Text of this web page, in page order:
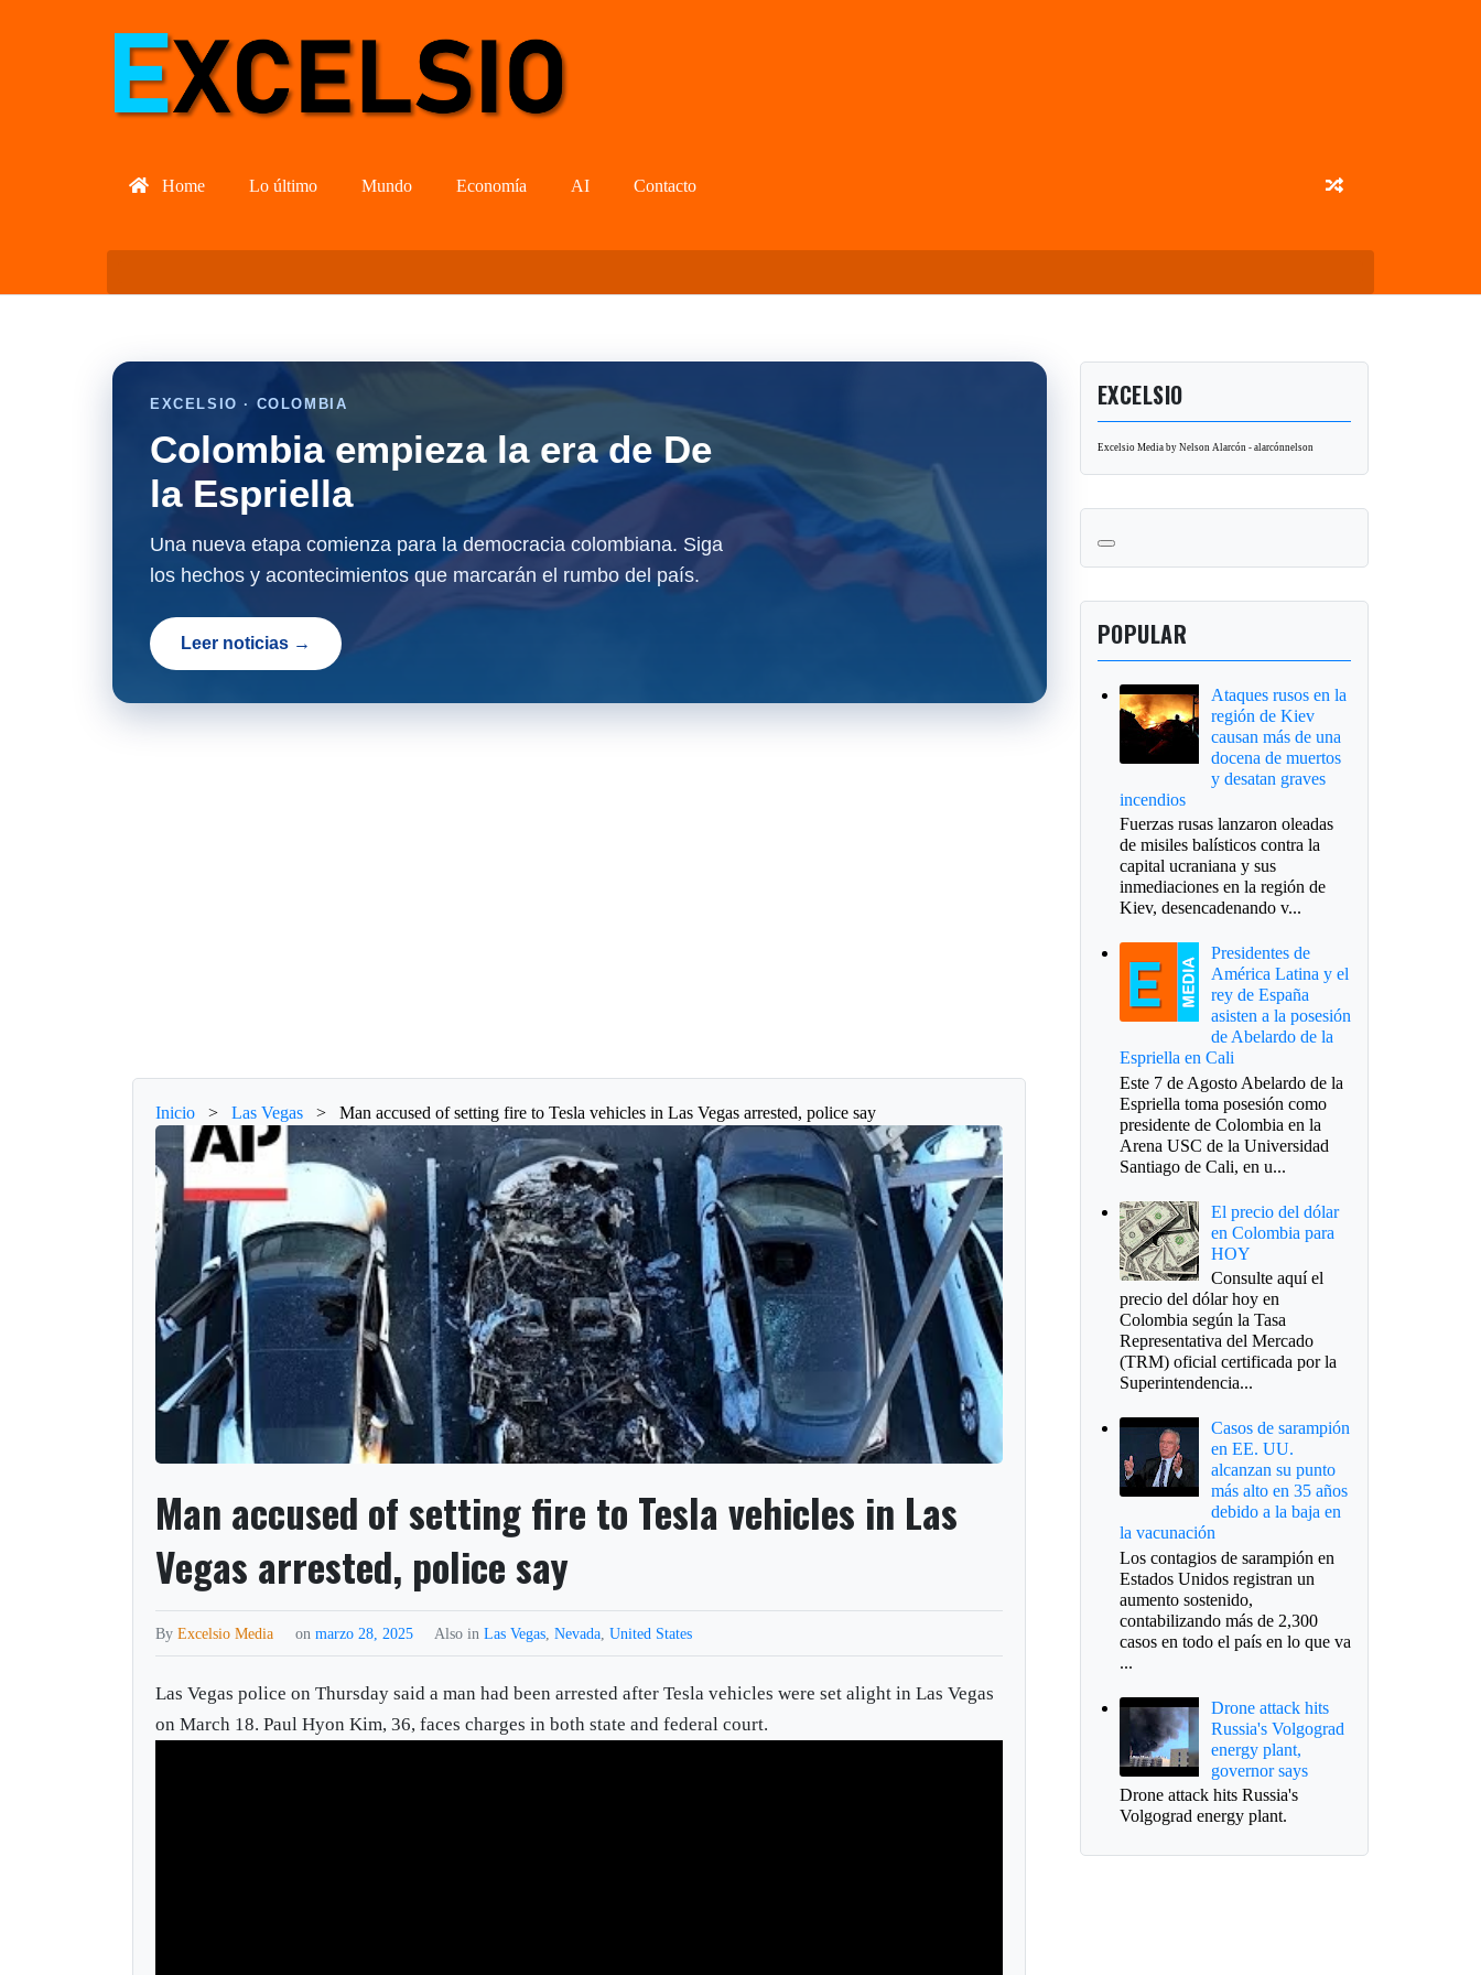
Home Lo último Mundo Economía AI Contacto
EXCELSIO · COLOMBIA
Colombia empieza la era de De
la Espriella
Una nueva etapa comienza para la democracia colombiana. Siga
los hechos y acontecimientos que marcarán el rumbo del país.
Leer noticias →
Inicio > Las Vegas > Man accused of setting fire to Tesla vehicles in Las Vegas arrested, police say
Man accused of setting fire to Tesla vehicles in Las
Vegas arrested, police say
ByExcelsio Media onmarzo 28, 2025 Also inLas Vegas ,Nevada ,United States
Las Vegas police on Thursday said a man had been arrested after Tesla vehicles were set alight in Las Vegas
on March 18. Paul Hyon Kim, 36, faces charges in both state and federal court.
EXCELSIO
Excelsio Media by Nelson Alarcón - alarcónnelson
POPULAR
Ataques rusos en la
región de Kiev
causan más de una
docena de muertos
y desatan graves
incendios
Fuerzas rusas lanzaron oleadas
de misiles balísticos contra la
capital ucraniana y sus
inmediaciones en la región de
Kiev, desencadenando v...
Presidentes de
América Latina y el
rey de España
asisten a la posesión
de Abelardo de la
Espriella en Cali
Este 7 de Agosto Abelardo de la
Espriella toma posesión como
presidente de Colombia en la
Arena USC de la Universidad
Santiago de Cali, en u...
El precio del dólar
en Colombia para
HOY
Consulte aquí el
precio del dólar hoy en
Colombia según la Tasa
Representativa del Mercado
(TRM) oficial certificada por la
Superintendencia...
Casos de sarampión
en EE. UU.
alcanzan su punto
más alto en 35 años
debido a la baja en
la vacunación
Los contagios de sarampión en
Estados Unidos registran un
aumento sostenido,
contabilizando más de 2,300
casos en todo el país en lo que va
...
Drone attack hits
Russia's Volgograd
energy plant,
governor says
Drone attack hits Russia's
Volgograd energy plant.